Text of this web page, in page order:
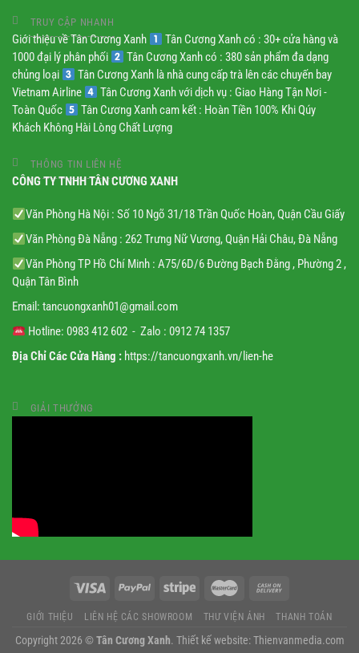
TRUY CẬP NHANH
Giới thiệu về Tân Cương Xanh
Tân Cương Xanh có : 30+ cửa hàng và
1000 đại lý phân phối
Tân Cương Xanh có : 380 sản phẩm đa dạng
chủng loại
Tân Cương Xanh là nhà cung cấp trà lên các chuyến bay
Vietnam Airline
Tân Cương Xanh với dịch vụ : Giao Hàng Tận Nơi -
Toàn Quốc
Tân Cương Xanh cam kết : Hoàn Tiền 100% Khi Qúy
Khách Không Hài Lòng Chất Lượng
THÔNG TIN LIÊN HỆ
CÔNG TY TNHH TÂN CƯƠNG XANH
Văn Phòng Hà Nội : Số 10 Ngõ 31/18 Trần Quốc Hoàn, Quận Cầu Giấy
Văn Phòng Đà Nẵng : 262 Trưng Nữ Vương, Quận Hải Châu, Đà Nẵng
Văn Phòng TP Hồ Chí Minh : A75/6D/6 Đường Bạch Đằng , Phường 2 ,
Quận Tân Bình
Email: tancuongxanh01@gmail.com
Hotline: 0983 412 602 - Zalo : 0912 74 1357
Địa Chỉ Các Cửa Hàng : https://tancuongxanh.vn/lien-he
GIẢI THƯỞNG
GIỚI THIỆU LIÊN HỆ CÁC SHOWROOM THƯ VIỆN ẢNH THANH TOÁN
Copyright 2026 © Tân Cương Xanh. Thiết kế website: Thienvanmedia.com